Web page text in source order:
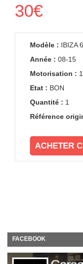
30€
Modèle : IBIZA
Année : 08-15
Motorisation :
Etat : BON
Quantité : 1
Référence
ACHETER
FACEBOOK